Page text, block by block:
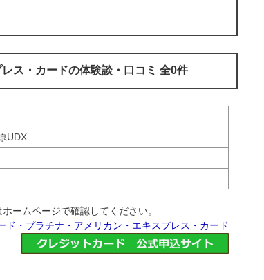
ス・カードの体験談・口コミ 全0件
UDX
ームページで確認してください。
ド・プラチナ・アメリカン・エキスプレス・カード